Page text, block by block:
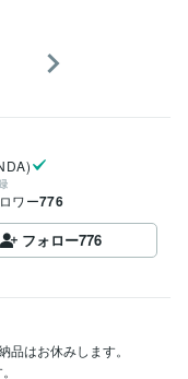
ワー776
フォロー776
はお休みします。